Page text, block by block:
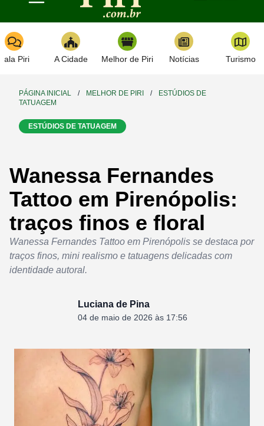
Toggle navigation
Piri A Cidade Melhor de Piri Notícias Turismo
PÁGINA INICIAL / MELHOR DE PIRI /
ESTÚDIOS DE
TATUAGEM
ESTÚDIOS DE TATUAGEM
Wanessa Fernandes
Tattoo em Pirenópolis:
traços finos e floral
Wanessa Fernandes Tattoo em Pirenópolis se destaca por
traços finos, mini realismo e tatuagens delicadas com
identidade autoral.
Luciana de Pina
04 de maio de 2026 às 17:56